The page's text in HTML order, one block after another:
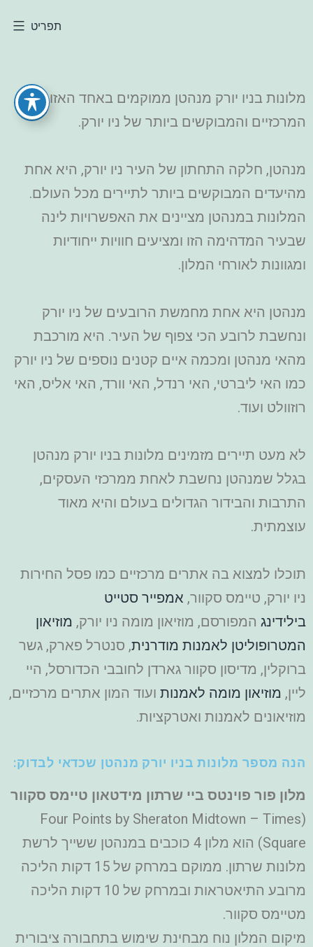
תפריט
מלונות בניו יורק מנהטן ממוקמים באחד האזורים
המרכזיים והמבוקשים ביותר של ניו יורק.
מנהטן, חלקה התחתון של העיר ניו יורק, היא אחת
מהיעדים המבוקשים ביותר לתיירים מכל העולם.
המלונות במנהטן מציינים את האפשרויות לינה
שבעיר המדהימה הזו ומציעים חוויות ייחודיות
ומגוונות לאורחי המלון.
מנהטן היא אחת מחמשת הרובעים של ניו יורק
ונחשבת לרובע הכי צפוף של העיר. היא מורכבת
מהאי מנהטן ומכמה איים קטנים נוספים של ניו יורק
כמו האי ליברטי, האי רנדל, האי וורד, האי אליס, האי
רוזוולט ועוד.
לא מעט תיירים מזמינים מלונות בניו יורק מנהטן
בגלל שמנהטן נחשבת לאחת ממרכזי העסקים,
התרבות והבידור הגדולים בעולם והיא מאוד
עוצמתית.
תוכלו למצוא בה אתרים מרכזיים כמו פסל החירות
ניו יורק, טיימס סקוור, אמפייר סטייט
בילידינג המפורסם, מוזיאון מומה ניו יורק, מוזיאון
המטרופוליטן לאמנות מודרנית, סנטרל פארק, גשר
ברוקלין, מדיסון סקוור גארדן לחובבי הכדורסל, היי
ליין, מוזיאון מומה לאמנות ועוד המון אתרים מרכזיים,
מוזיאונים לאמנות ואטרקציות.
הנה מספר מלונות בניו יורק מנהטן שכדאי לבדוק:
מלון פור פוינטס ביי שרתון מידטאון טיימס סקוור
(Four Points by Sheraton Midtown – Times
Square) הוא מלון 4 כוכבים במנהטן ששייך לרשת
מלונות שרתון. ממוקם במרחק של 15 דקות הליכה
מרובע התיאטראות ובמרחק של 10 דקות הליכה
מטיימס סקוור.
מיקום המלון נוח מבחינת שימוש בתחבורה ציבורית